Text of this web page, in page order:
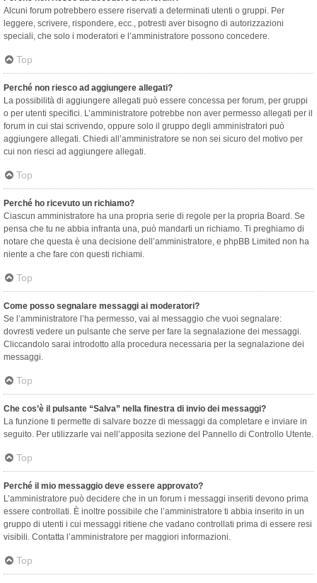
Alcuni forum potrebbero essere riservati a determinati utenti o gruppi. Per
leggere, scrivere, rispondere, ecc., potresti aver bisogno di autorizzazioni
speciali, che solo i moderatori e l’amministratore possono concedere.
Top
Perché non riesco ad aggiungere allegati?
La possibilità di aggiungere allegati può essere concessa per forum, per gruppi
o per utenti specifici. L’amministratore potrebbe non aver permesso allegati per il
forum in cui stai scrivendo, oppure solo il gruppo degli amministratori può
aggiungere allegati. Chiedi all’amministratore se non sei sicuro del motivo per
cui non riesci ad aggiungere allegati.
Top
Perché ho ricevuto un richiamo?
Ciascun amministratore ha una propria serie di regole per la propria Board. Se
pensa che tu ne abbia infranta una, può mandarti un richiamo. Ti preghiamo di
notare che questa è una decisione dell’amministratore, e phpBB Limited non ha
niente a che fare con questi richiami.
Top
Come posso segnalare messaggi ai moderatori?
Se l’amministratore l’ha permesso, vai al messaggio che vuoi segnalare:
dovresti vedere un pulsante che serve per fare la segnalazione dei messaggi.
Cliccandolo sarai introdotto alla procedura necessaria per la segnalazione dei
messaggi.
Top
Che cos’è il pulsante “Salva” nella finestra di invio dei messaggi?
La funzione ti permette di salvare bozze di messaggi da completare e inviare in
seguito. Per utilizzarle vai nell’apposita sezione del Pannello di Controllo Utente.
Top
Perché il mio messaggio deve essere approvato?
L’amministratore può decidere che in un forum i messaggi inseriti devono prima
essere controllati. È inoltre possibile che l’amministratore ti abbia inserito in un
gruppo di utenti i cui messaggi ritiene che vadano controllati prima di essere resi
visibili. Contatta l’amministratore per maggiori informazioni.
Top